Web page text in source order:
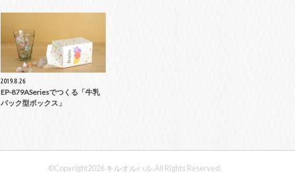
2019.8.26
EP-879ASeriesでつくる「牛乳
パック型ボックス」
©Copyright2026キルオルハル.All Rights Reserved.